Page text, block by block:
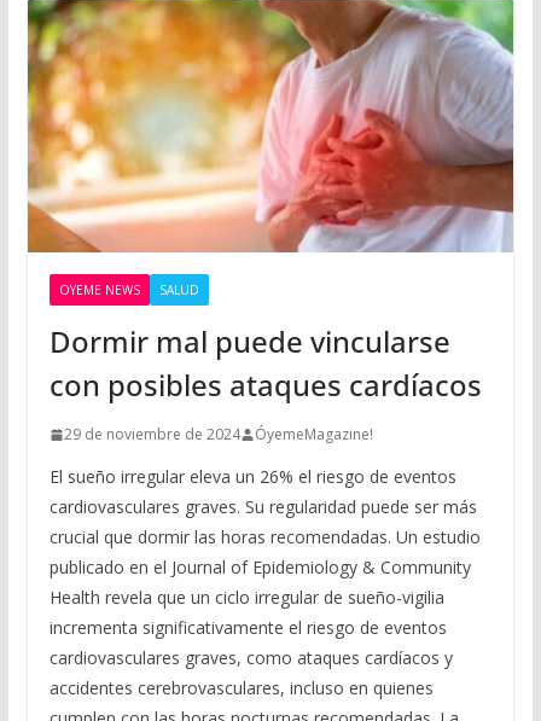
OYEME NEWS SALUD
Dormir mal puede vincularse
con posibles ataques cardíacos
29 de noviembre de 2024 ÓyemeMagazine!
El sueño irregular eleva un 26% el riesgo de eventos
cardiovasculares graves. Su regularidad puede ser más
crucial que dormir las horas recomendadas. Un estudio
publicado en el Journal of Epidemiology & Community
Health revela que un ciclo irregular de sueño-vigilia
incrementa significativamente el riesgo de eventos
cardiovasculares graves, como ataques cardíacos y
accidentes cerebrovasculares, incluso en quienes